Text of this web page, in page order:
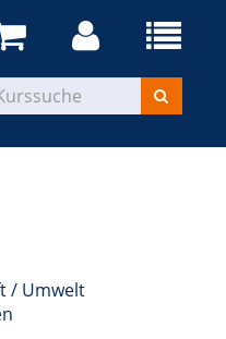
/ Umwelt